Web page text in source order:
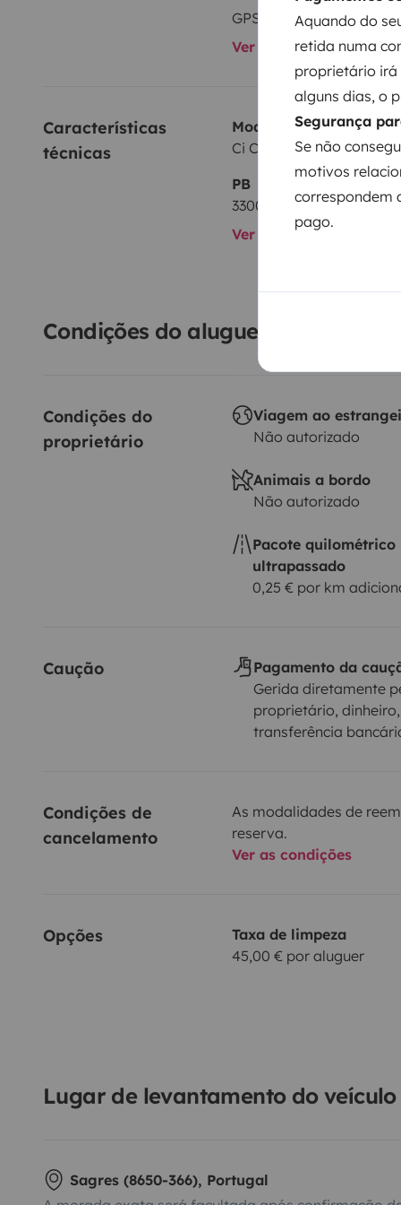
Aquando do
retida numa
proprietário irá
alguns dias, o
Segurança
Se não
motivos
correspondem
pago.
GPS
Ver todos os
Características
técnicas
Modelo
Ci Citroën jumper
PB
3300 kg
Ver todas as
Condições do aluguer
Condições do
proprietário
Viagem ao
Não autorizado
Animais a bordo
Não autorizado
Pacote quilométrico
ultrapassado
0,25 € por km
Caução
Pagamento da
Gerida diretamente
proprietário, dinheiro,
transferência
Condições de
cancelamento
As modalidades de
reserva.
Ver as condições
Opções
Taxa de limpeza
45,00 € por aluguer
Lugar de levantamento do veículo
Sagres (8650-366), Portugal